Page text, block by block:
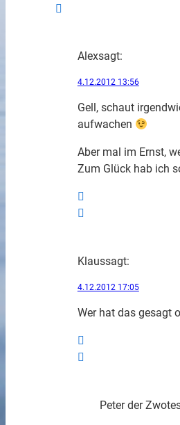
Alexsagt:
4.12.2012 13:56
Gell, schaut
aufwachen
Aber mal im Ernst,
Zum Glück hab ich
Klaussagt:
4.12.2012 17:05
Wer hat das gesagt
Peter der Zwote